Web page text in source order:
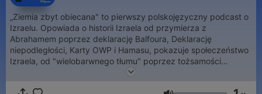
„Ziemia zbyt obiecana" to pierwszy polskojęzyczny podcast o
Izraelu. Opowiada o historii Izraela od przymierza z
Abrahamem poprzez deklarację Balfoura, Deklarację
niepodległości, Karty OWP i Hamasu, pokazuje społeczeństwo
Izraela, od "wielobarwnego tłumu" poprzez tożsamości
diasporyczne po współczesne spory o to, kto jest Żydem.